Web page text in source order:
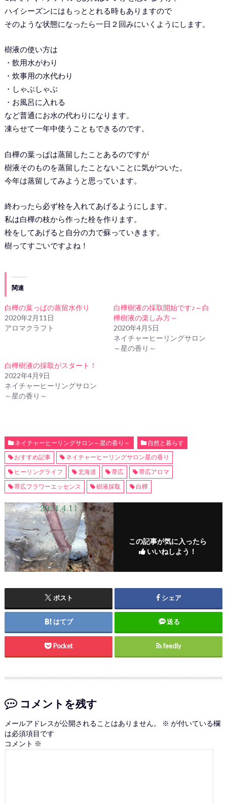
ハイシーズンにはもっととれる時もありますので
そのような状態になったら一日２回みにいくようにします。
樹液の使い方は
・飲用水がわり
・炊事用の水代わり
・しゃぶしゃぶ
・お風呂に入れる
など普通にお水の代わりになります。
凍らせて一年中使うこともできるのです。
白樺の葉っぱは蒸留したことあるのですが
樹液そのものを蒸留したことないことに気がついた。
今年は蒸留してみようと思っています。
終わったら必ず栓を入れてあげるようにします。
私は白樺の枝から作った栓を作ります。
栓をしてあげると自分の力で蘇っていきます。
樹ってすごいですよね！
関連
白樺の葉っぱの蒸留水作り
2020年2月11日
アロマクラフト
白樺樹液の採取開始です♪～白
樺樹液の楽しみ方～
2020年4月5日
ネイチャーヒーリングサロン
～星の香り～
白樺樹液の採取がスタート！
2022年4月9日
ネイチャーヒーリングサロン
～星の香り～
ネイチャーヒーリングサロン～星の香り～
自然と暮らす
おすすめ記事
ネイチャーヒーリングサロン星の香り
ヒーリングライフ
北海道 帯広
帯広アロマ
帯広フラワーエッセンス
樹液採取 白樺
この記事が気に入ったら
いいねしよう！
ポスト シェア
はてブ 送る
Pocket feedly
コメントを残す
メールアドレスが公開されることはありません。 ※ が付いている欄
は必須項目です
コメント ※